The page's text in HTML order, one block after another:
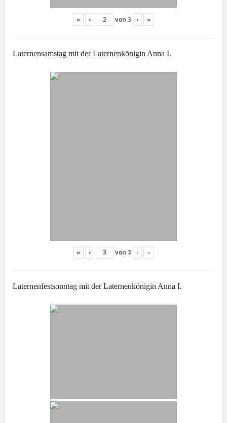
« ‹ von 3 › »
Laternensamstag mit der Laternenkönigin Anna I.
« ‹ von 3 › »
Laternenfestsonntag mit der Laternenkönigin Anna I.